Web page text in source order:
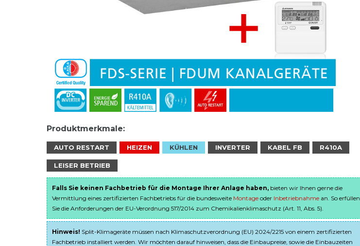
Produktmerkmale:
AUTO RESTART HEIZEN KÜHLEN INVERTER KABEL FB R410A
LEISER BETRIEB
Falls Sie keinen Fachbetrieb für die Montage Ihrer Anlage haben, bieten wir Ihnen gerne die
Vermittlung eines zertifizierten Fachbetriebs für die bundesweite Montage oder Inbetriebnahme an. So erfüllen
Sie die Anforderungen der EU-Verordnung 517/2014 zum Chemikalienklimaschutz (Art. 11, Abs. 5).
Hinweis! Split-Klimageräte müssen nach Klimaschutzverordnung (EU) 2024/2215 von einem zertifizierten
Fachbetrieb installiert werden. Wir möchten darauf hinweisen, dass die Einbaupreise, sowie die Einbauzeiten